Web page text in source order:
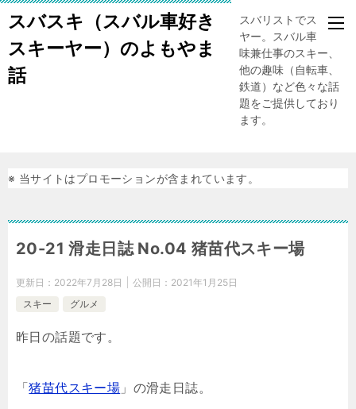
スバスキ（スバル車好き
スキーヤー）のよもやま
話
スバリストでスキー
ヤー。スバル車、趣
味兼仕事のスキー、
他の趣味（自転車、
鉄道）など色々な話
題をご提供しており
ます。
※ 当サイトはプロモーションが含まれています。
20-21 滑走日誌 No.04 猪苗代スキー場
更新日： 2022年7月28日 公開日： 2021年1月25日
スキー
グルメ
昨日の話題です。
「猪苗代スキー場 」の滑走日誌。